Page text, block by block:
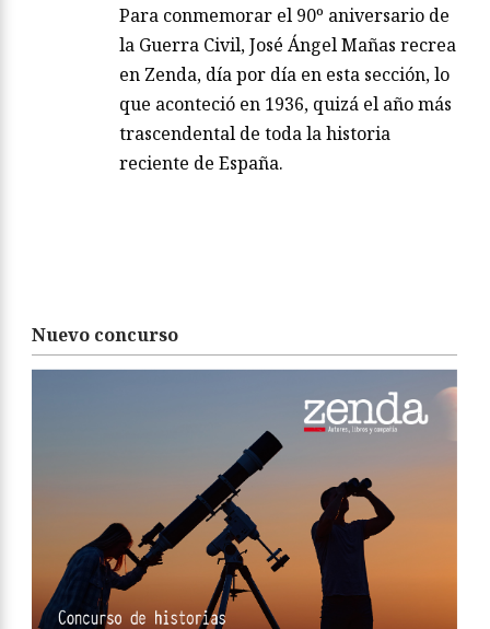
Para conmemorar el 90º aniversario de
la Guerra Civil, José Ángel Mañas recrea
en Zenda, día por día en esta sección, lo
que aconteció en 1936, quizá el año más
trascendental de toda la historia
reciente de España.
Nuevo concurso